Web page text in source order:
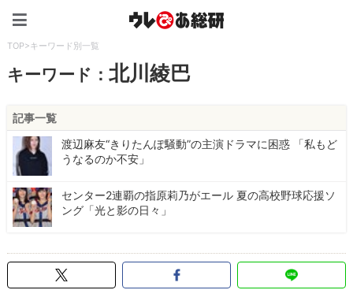
TOP>キーワード別一覧
キーワード：北川綾巴
記事一覧
渡辺麻友“きりたんぽ騒動”の主演ドラマに困惑 「私もど
うなるのか不安」
センター2連覇の指原莉乃がエール 夏の高校野球応援ソ
ング「光と影の日々」